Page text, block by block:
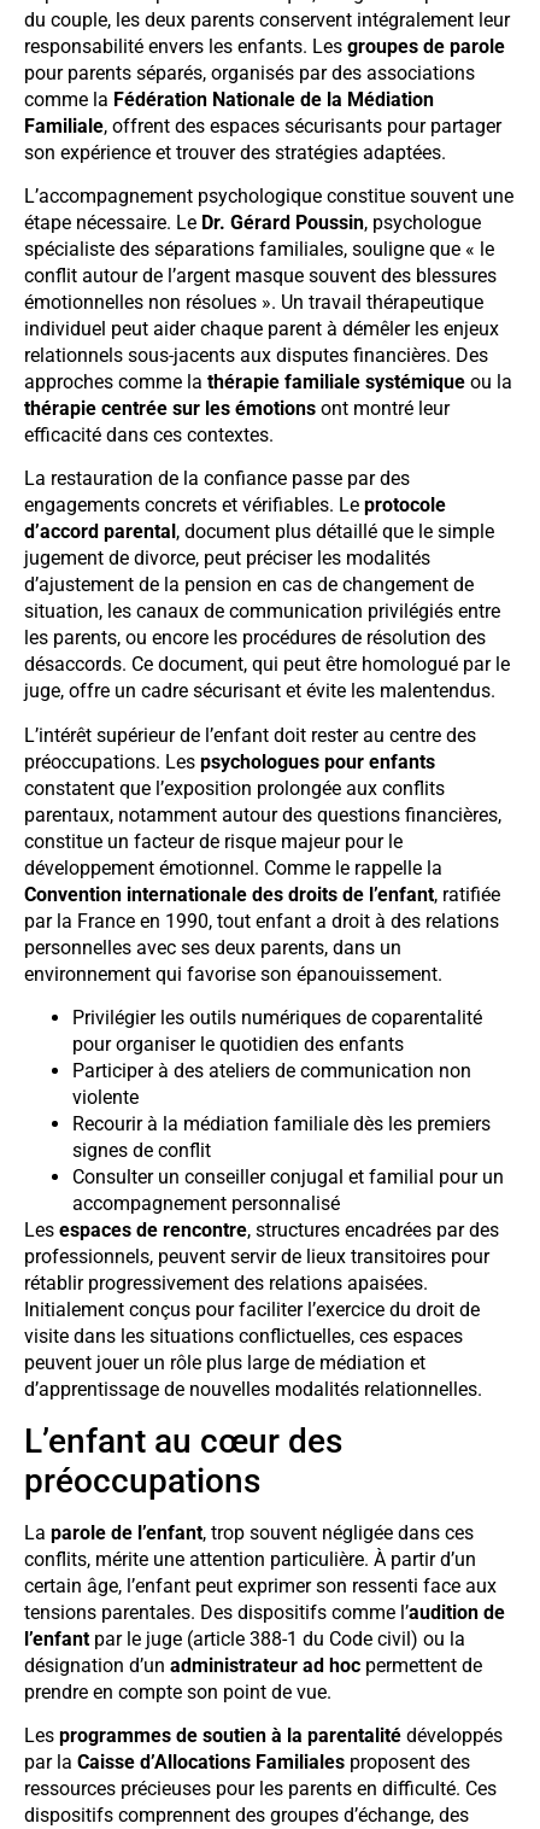
du couple, les deux parents conservent intégralement leur
responsabilité envers les enfants. Les groupes de parole
pour parents séparés, organisés par des associations
comme la Fédération Nationale de la Médiation
Familiale, offrent des espaces sécurisants pour partager
son expérience et trouver des stratégies adaptées.
L’accompagnement psychologique constitue souvent une
étape nécessaire. Le Dr. Gérard Poussin, psychologue
spécialiste des séparations familiales, souligne que « le
conflit autour de l’argent masque souvent des blessures
émotionnelles non résolues ». Un travail thérapeutique
individuel peut aider chaque parent à démêler les enjeux
relationnels sous-jacents aux disputes financières. Des
approches comme la thérapie familiale systémique ou la
thérapie centrée sur les émotions ont montré leur
efficacité dans ces contextes.
La restauration de la confiance passe par des
engagements concrets et vérifiables. Le protocole
d’accord parental , document plus détaillé que le simple
jugement de divorce, peut préciser les modalités
d’ajustement de la pension en cas de changement de
situation, les canaux de communication privilégiés entre
les parents, ou encore les procédures de résolution des
désaccords. Ce document, qui peut être homologué par le
juge, offre un cadre sécurisant et évite les malentendus.
L’intérêt supérieur de l’enfant doit rester au centre des
préoccupations. Les psychologues pour enfants
constatent que l’exposition prolongée aux conflits
parentaux, notamment autour des questions financières,
constitue un facteur de risque majeur pour le
développement émotionnel. Comme le rappelle la
Convention internationale des droits de l’enfant, ratifiée
par la France en 1990, tout enfant a droit à des relations
personnelles avec ses deux parents, dans un
environnement qui favorise son épanouissement.
Privilégier les outils numériques de coparentalité
pour organiser le quotidien des enfants
Participer à des ateliers de communication non
violente
Recourir à la médiation familiale dès les premiers
signes de conflit
Consulter un conseiller conjugal et familial pour un
accompagnement personnalisé
Les espaces de rencontre, structures encadrées par des
professionnels, peuvent servir de lieux transitoires pour
rétablir progressivement des relations apaisées.
Initialement conçus pour faciliter l’exercice du droit de
visite dans les situations conflictuelles, ces espaces
peuvent jouer un rôle plus large de médiation et
d’apprentissage de nouvelles modalités relationnelles.
L’enfant au cœur des
préoccupations
La parole de l’enfant, trop souvent négligée dans ces
conflits, mérite une attention particulière. À partir d’un
certain âge, l’enfant peut exprimer son ressenti face aux
tensions parentales. Des dispositifs comme l’audition de
l’enfant par le juge (article 388-1 du Code civil) ou la
désignation d’un administrateur ad hoc permettent de
prendre en compte son point de vue.
Les programmes de soutien à la parentalité développés
par la Caisse d’Allocations Familiales proposent des
ressources précieuses pour les parents en difficulté. Ces
dispositifs comprennent des groupes d’échange, des